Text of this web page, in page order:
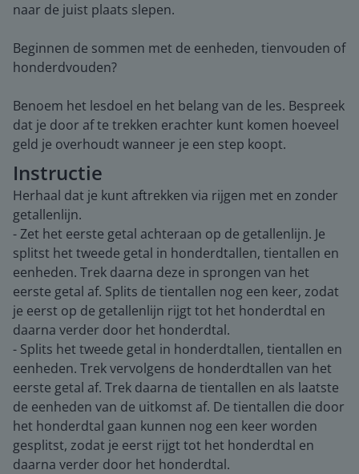
naar de juist plaats slepen.
Beginnen de sommen met de eenheden, tienvouden of
honderdvouden?
Benoem het lesdoel en het belang van de les. Bespreek
dat je door af te trekken erachter kunt komen hoeveel
geld je overhoudt wanneer je een step koopt.
Instructie
Herhaal dat je kunt aftrekken via rijgen met en zonder
getallenlijn.
- Zet het eerste getal achteraan op de getallenlijn. Je
splitst het tweede getal in honderdtallen, tientallen en
eenheden. Trek daarna deze in sprongen van het
eerste getal af. Splits de tientallen nog een keer, zodat
je eerst op de getallenlijn rijgt tot het honderdtal en
daarna verder door het honderdtal.
- Splits het tweede getal in honderdtallen, tientallen en
eenheden. Trek vervolgens de honderdtallen van het
eerste getal af. Trek daarna de tientallen en als laatste
de eenheden van de uitkomst af. De tientallen die door
het honderdtal gaan kunnen nog een keer worden
gesplitst, zodat je eerst rijgt tot het honderdtal en
daarna verder door het honderdtal.